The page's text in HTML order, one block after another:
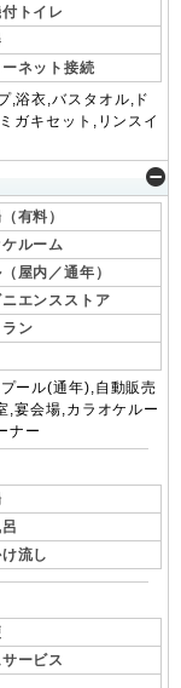
トイレ
ネット接続
,浴衣,バスタオル,ド
ガキセット,リンスイ
有料）
ルーム
屋内／通年）
エンスストア
ン
ール(通年),自動販売
,宴会場,カラオケルー
ナー
流し
ービス